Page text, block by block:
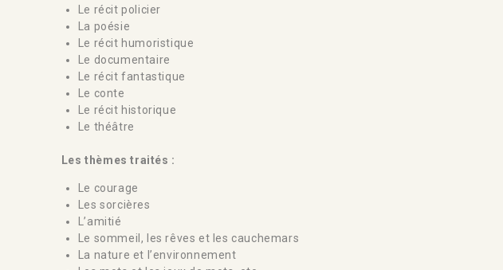
Le récit policier
La poésie
Le récit humoristique
Le documentaire
Le récit fantastique
Le conte
Le récit historique
Le théâtre
Les thèmes traités :
Le courage
Les sorcières
L’amitié
Le sommeil, les rêves et les cauchemars
La nature et l’environnement